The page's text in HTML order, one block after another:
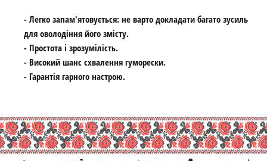
- Легко запам'ятовується: не варто докладати багато зусиль
для оволодіння його змісту.
- Простота і зрозумілість.
- Високий шанс схвалення гуморески.
- Гарантія гарного настрою.